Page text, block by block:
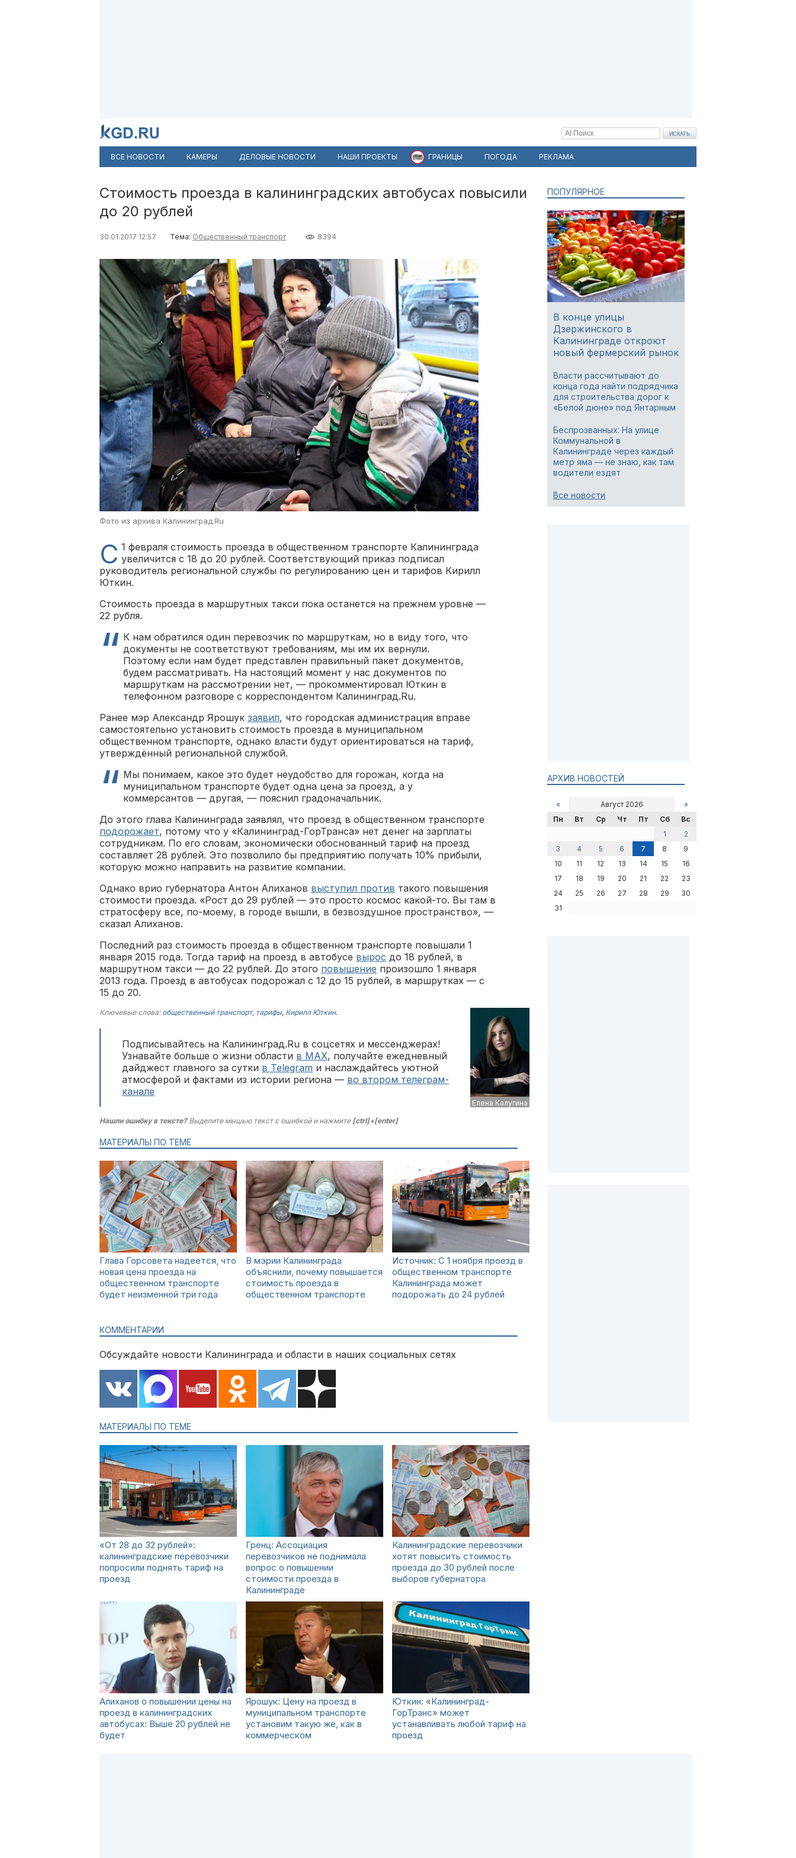
ВСЕ НОВОСТИ КАМЕРЫ ДЕЛОВЫЕ НОВОСТИ НАШИ ПРОЕКТЫ ГРАНИЦЫ ПОГОДА РЕКЛАМА
Стоимость проезда в калининградских автобусах повысили
до 20 рублей
30.01.2017 12:57 Тема: Общественный транспорт 8394
Фото из архива Калининград.Ru
С 1 февраля стоимость проезда в общественном транспорте Калининграда
увеличится с 18 до 20 рублей. Соответствующий приказ подписал
руководитель региональной службы по регулированию цен и тарифов Кирилл
Юткин.
Стоимость проезда в маршрутных такси пока останется на прежнем уровне —
22 рубля.
К нам обратился один перевозчик по маршруткам, но в виду того, что
документы не соответствуют требованиям, мы им их вернули.
Поэтому если нам будет представлен правильный пакет документов,
будем рассматривать. На настоящий момент у нас документов по
маршруткам на рассмотрении нет, — прокомментировал Юткин в
телефонном разговоре с корреспондентом Калининград.Ru.
Ранее мэр Александр Ярошук заявил, что городская администрация вправе
самостоятельно установить стоимость проезда в муниципальном
общественном транспорте, однако власти будут ориентироваться на тариф,
утверждённый региональной службой.
Мы понимаем, какое это будет неудобство для горожан, когда на
муниципальном транспорте будет одна цена за проезд, а у
коммерсантов — другая, — пояснил градоначальник.
До этого глава Калининграда заявлял, что проезд в общественном транспорте
подорожает, потому что у «Калининград-ГорТранса» нет денег на зарплаты
сотрудникам. По его словам, экономически обоснованный тариф на проезд
составляет 28 рублей. Это позволило бы предприятию получать 10% прибыли,
которую можно направить на развитие компании.
Однако врио губернатора Антон Алиханов выступил против такого повышения
стоимости проезда. «Рост до 29 рублей — это просто космос какой-то. Вы там в
стратосферу все, по-моему, в городе вышли, в безвоздушное пространство», —
сказал Алиханов.
Последний раз стоимость проезда в общественном транспорте повышали 1
января 2015 года. Тогда тариф на проезд в автобусе вырос до 18 рублей, в
маршрутном такси — до 22 рублей. До этого повышение произошло 1 января
2013 года. Проезд в автобусах подорожал с 12 до 15 рублей, в маршрутках — с
15 до 20.
Елена Калугина
Ключевые слова: общественный транспорт, тарифы, Кирилл Юткин.
Подписывайтесь на Калининград.Ru в соцсетях и мессенджерах!
Узнавайте больше о жизни области в MAX, получайте ежедневный
дайджест главного за сутки в Telegram и наслаждайтесь уютной
атмосферой и фактами из истории региона — во втором телеграм-
канале
Нашли ошибку в тексте?Выделите мышью текст с ошибкой и нажмите [ctrl]+[enter]
МАТЕРИАЛЫ ПО ТЕМЕ
Глава Горсовета надеется, что
новая цена проезда на
общественном транспорте
будет неизменной три года
В мэрии Калининграда
объяснили, почему повышается
стоимость проезда в
общественном транспорте
Источник: С 1 ноября проезд в
общественном транспорте
Калининграда может
подорожать до 24 рублей
КОММЕНТАРИИ
Обсуждайте новости Калининграда и области в наших социальных сетях
МАТЕРИАЛЫ ПО ТЕМЕ
«От 28 до 32 рублей»:
калининградские перевозчики
попросили поднять тариф на
проезд
Гренц: Ассоциация
перевозчиков не поднимала
вопрос о повышении
стоимости проезда в
Калининграде
Калининградские перевозчики
хотят повысить стоимость
проезда до 30 рублей после
выборов губернатора
Алиханов о повышении цены на
проезд в калининградских
автобусах: Выше 20 рублей не
будет
Ярошук: Цену на проезд в
муниципальном транспорте
установим такую же, как в
коммерческом
Юткин: «Калининград-
ГорТранс» может
устанавливать любой тариф на
проезд
ПОПУЛЯРНОЕ
В конце улицы
Дзержинского в
Калининграде откроют
новый фермерский рынок
Власти рассчитывают до
конца года найти подрядчика
для строительства дорог к
«Белой дюне» под Янтарным
Беспрозванных: На улице
Коммунальной в
Калининграде через каждый
метр яма — не знаю, как там
водители ездят
Все новости
АРХИВ НОВОСТЕЙ
« Август 2026
»
Пн
Вт Ср Чт Пт Сб
Вс
1
2
3
4 5 6 7 8
9
10
11 12 13 14 15
16
17
18 19 20 21 22
23
24
25 26 27 28 29
30
31